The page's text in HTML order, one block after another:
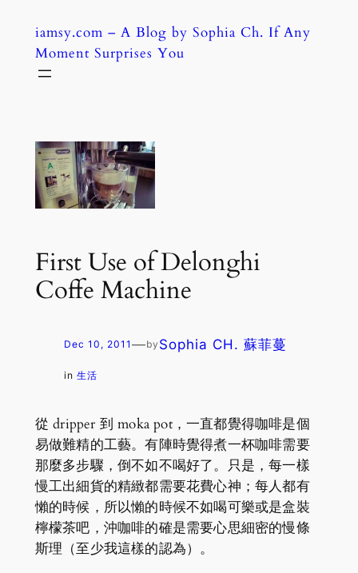
content
iamsy.com – A Blog by Sophia Ch. If Any
Moment Surprises You
First Use of Delonghi
Coffe Machine
Dec 10, 2011 —by Sophia CH. 蘇菲蔓
in 生活
從 dripper 到 moka pot，一直都覺得咖啡是個
易做難精的工藝。有陣時覺得煮一杯咖啡需要
那麼多步驟，倒不如不喝好了。只是，每一樣
慢工出細貨的精緻都需要花費心神；每人都有
懶的時候，所以懶的時候不如喝可樂或是盒裝
檸檬茶吧，沖咖啡的確是需要心思細密的慢條
斯理（至少我這樣的認為）。